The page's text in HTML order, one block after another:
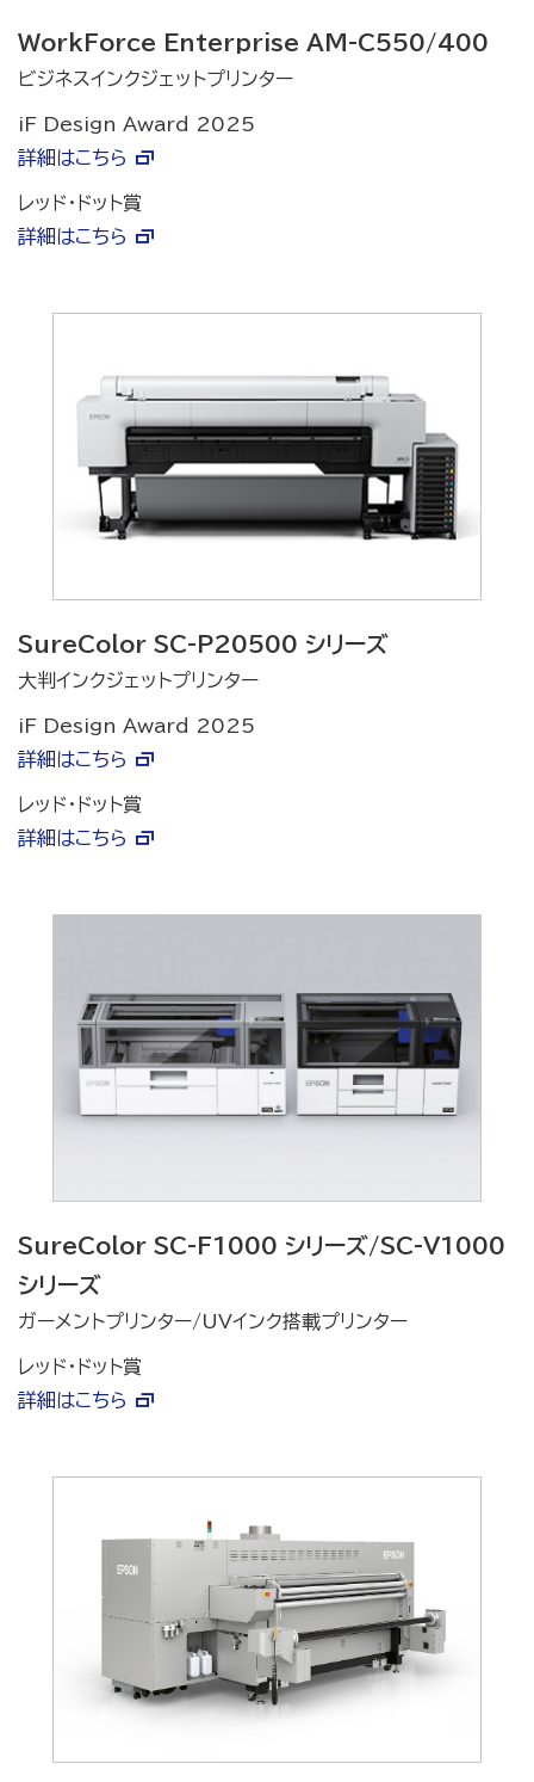
WorkForce Enterprise AM-C550/400
ビジネスインクジェットプリンター
iF Design Award 2025
詳細はこちら
レッド・ドット賞
詳細はこちら
SureColor SC-P20500 シリーズ
大判インクジェットプリンター
iF Design Award 2025
詳細はこちら
レッド・ドット賞
詳細はこちら
SureColor SC-F1000 シリーズ/SC-V1000
シリーズ
ガーメントプリンター/UVインク搭載プリンター
レッド・ドット賞
詳細はこちら